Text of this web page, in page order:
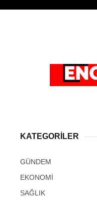
KATEGORİLER
GÜNDEM
EKONOMİ
SAĞLIK